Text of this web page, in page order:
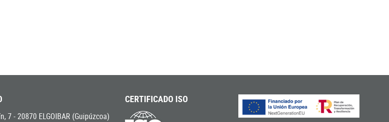
7 - 20870 ELGOIBAR (Guipúzcoa)
CERTIFICADO ISO